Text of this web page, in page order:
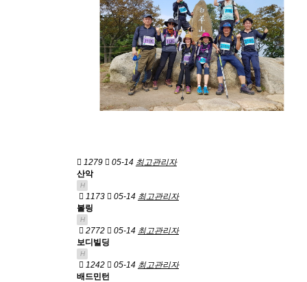
1279 05-14 최고관리자
산악
H
1173 05-14 최고관리자
볼링
H
2772 05-14 최고관리자
보디빌딩
H
1242 05-14 최고관리자
배드민턴